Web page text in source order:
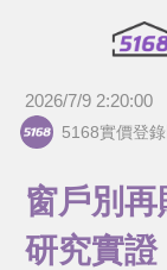
2026/7/9 2:20:00
5168實價登
窗戶別
研究實證